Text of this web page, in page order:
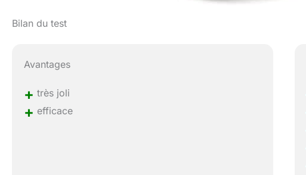
Bilan du test
Avantages
+ très joli
+ efficace